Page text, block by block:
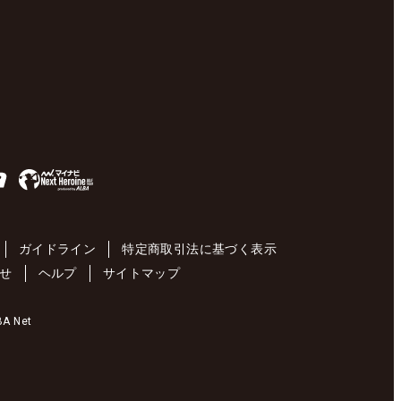
ガイドライン
特定商取引法に基づく表示
ヘルプ サイトマップ
Net